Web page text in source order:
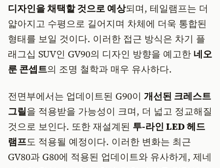
디자인을 채택할 것으로 예상되며, 테일램프는 더
얇아지고 수평으로 길어지며 차체에 더욱 통합된
형태를 보일 것이다. 이러한 접근 방식은 차기 플
래그십 SUV인 GV90의 디자인 방향을 예고한 네오
룬 콘셉트의 조명 철학과 매우 유사하다.
전면부에서는 업데이트된 G90이 개선된 크레스트
그릴을 적용받을 가능성이 크며, 더 넓고 정교해질
것으로 보인다. 또한 재설계된 투-라인 LED 헤드
램프도 적용될 예정이다. 이러한 변화는 최근
GV80과 G80에 적용된 업데이트와 유사하게, 제네